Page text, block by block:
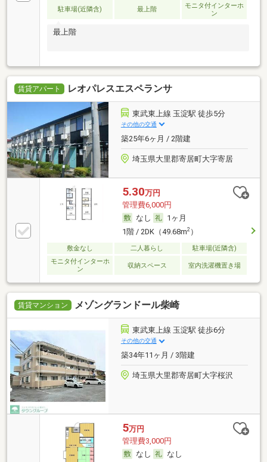
駐車場(近隣含) 最上階
モニタ付インターホ
ン
最上階
賃貸アパート レオパレスエスペランサ
東武東上線 玉淀駅 徒歩5分
その他の交通
築25年6ヶ月 / 2階建
埼玉県大里郡寄居町大字寄居
5.30万円
管理費6,000円
なし
1ヶ月
1階 / 2DK（49.68m2）
敷金なし 二人暮らし
駐車場(近隣含)
モニタ付インターホ
ン
収納スペース 室内洗濯機置き場
賃貸マンション メゾングランドール柴崎
東武東上線 玉淀駅 徒歩6分
その他の交通
築34年11ヶ月 / 3階建
埼玉県大里郡寄居町大字桜沢
5万円
管理費3,000円
なし
なし